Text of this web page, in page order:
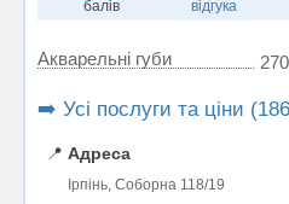
балів відгука
Акварельні губи
➡️ Усі послуги та ціни
📍 Адреса
Ірпінь, Соборна 118/19